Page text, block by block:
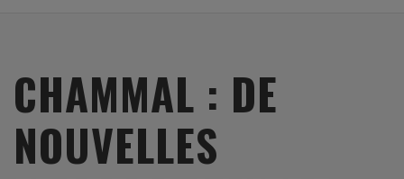
CHAMMAL : DE
NOUVELLES